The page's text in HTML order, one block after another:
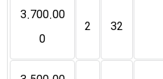
32
2
3.700.00
0